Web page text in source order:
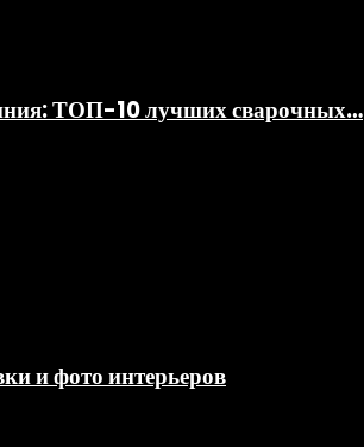
ТОП-10 лучших сварочных…
и фото интерьеров